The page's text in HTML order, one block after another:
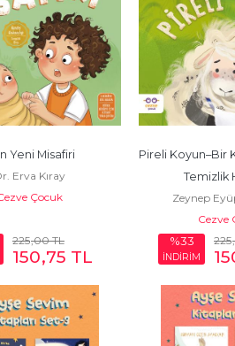
Yeni Misafiri
Erva Kıray
Çocuk
225,00TL
150,75 TL
Pireli Koyun–Bir
Temizlik
Zeynep
Cezve
%33
İNDİRİM
225